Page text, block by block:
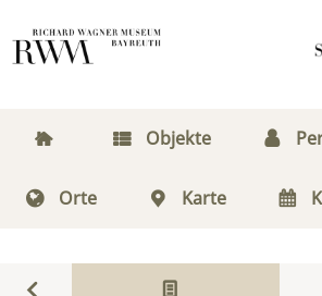
Objekte
Orte Karte